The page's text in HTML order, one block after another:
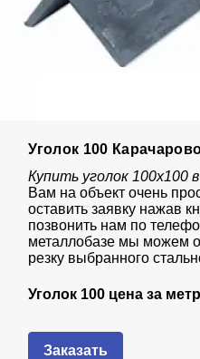
Уголок 100
Купить уголок 100х100
Вам на объект очень
оставить заявку нажав
позвонить нам по
металлобазе мы можем
резку выбранного
Уголок 100 цена за
Заказать